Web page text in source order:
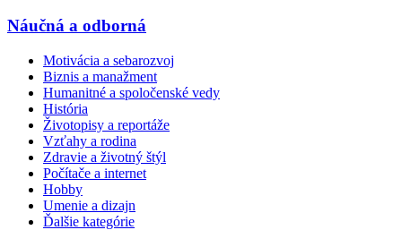
Náučná a odborná
Motivácia a sebarozvoj
Biznis a manažment
Humanitné a spoločenské vedy
História
Životopisy a reportáže
Vzťahy a rodina
Zdravie a životný štýl
Počítače a internet
Hobby
Umenie a dizajn
Ďalšie kategórie